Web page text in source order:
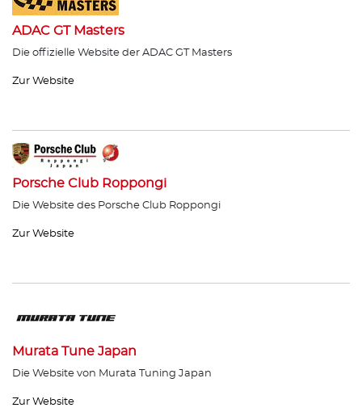
ADAC GT Masters
Die offizielle Website der ADAC GT Masters
Zur Website
Porsche Club Roppongi
Die Website des Porsche Club Roppongi
Zur Website
Murata Tune Japan
Die Website von Murata Tuning Japan
Zur Website